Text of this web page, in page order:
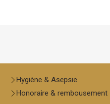
Hygiène & Asepsie
Honoraire & rembousement